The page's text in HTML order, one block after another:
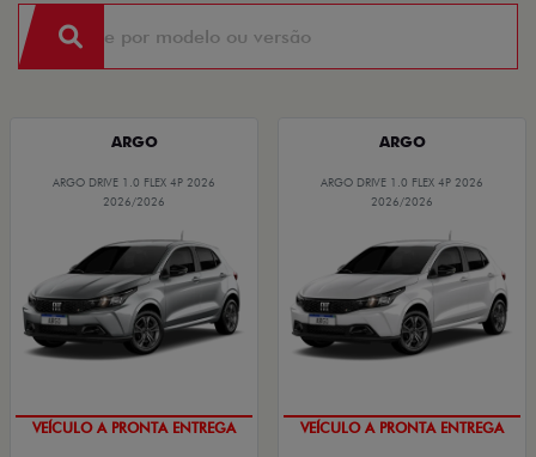
ARGO
ARGO DRIVE 1.0 FLEX 4P 2026
2026/2026
ARGO
ARGO DRIVE 1.0 FLEX 4P 2026
2026/2026